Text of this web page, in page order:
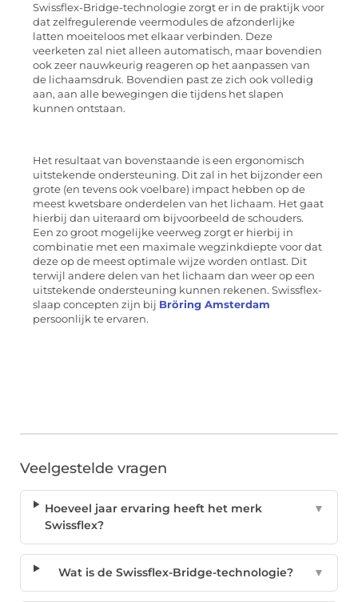
Swissflex-Bridge-technologie zorgt er in de praktijk voor
dat zelfregulerende veermodules de afzonderlijke
latten moeiteloos met elkaar verbinden. Deze
veerketen zal niet alleen automatisch, maar bovendien
ook zeer nauwkeurig reageren op het aanpassen van
de lichaamsdruk. Bovendien past ze zich ook volledig
aan, aan alle bewegingen die tijdens het slapen
kunnen ontstaan.
Het resultaat van bovenstaande is een ergonomisch
uitstekende ondersteuning. Dit zal in het bijzonder een
grote (en tevens ook voelbare) impact hebben op de
meest kwetsbare onderdelen van het lichaam. Het gaat
hierbij dan uiteraard om bijvoorbeeld de schouders.
Een zo groot mogelijke veerweg zorgt er hierbij in
combinatie met een maximale wegzinkdiepte voor dat
deze op de meest optimale wijze worden ontlast. Dit
terwijl andere delen van het lichaam dan weer op een
uitstekende ondersteuning kunnen rekenen. Swissflex-
slaap concepten zijn bij Bröring Amsterdam
persoonlijk te ervaren.
Veelgestelde vragen
Hoeveel jaar ervaring heeft het merk
Swissflex?
▼
Wat is de Swissflex-Bridge-technologie? ▼